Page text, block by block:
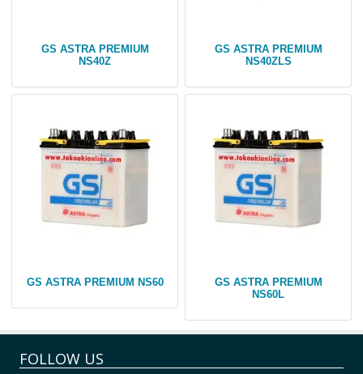
GS ASTRA PREMIUM
NS40Z
GS ASTRA PREMIUM
NS40ZLS
GS ASTRA PREMIUM NS60
GS ASTRA PREMIUM
NS60L
FOLLOW US